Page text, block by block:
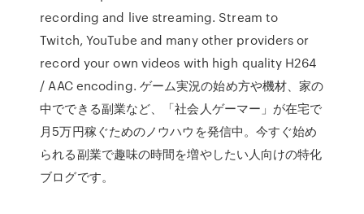
recording and live streaming. Stream to
Twitch, YouTube and many other providers or
record your own videos with high quality H264
/ AAC encoding. ゲーム実況の始め方や機材、家の
中でできる副業など、「社会人ゲーマー」が在宅で
月5万円稼ぐためのノウハウを発信中。今すぐ始め
られる副業で趣味の時間を増やしたい人向けの特化
ブログです。